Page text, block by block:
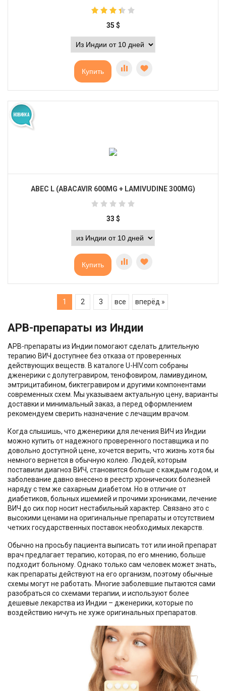
35 $
Купить
ABEC L (ABACAVIR 600MG + LAMIVUDINE 300MG)
33 $
Купить
1 2 3 все вперёд »
АРВ-препараты из Индии
АРВ-препараты из Индии помогают сделать длительную
терапию ВИЧ доступнее без отказа от проверенных
действующих веществ. В каталоге U-HIV.com собраны
дженерики с долутегравиром, тенофовиром, ламивудином,
эмтрицитабином, биктегравиром и другими компонентами
современных схем. Мы указываем актуальную цену, варианты
доставки и минимальный заказ, а перед оформлением
рекомендуем сверить назначение с лечащим врачом.
Когда слышишь, что дженерики для лечения ВИЧ из Индии
можно купить от надежного проверенного поставщика и по
довольно доступной цене, хочется верить, что жизнь хотя бы
немного вернется в обычную колею. Людей, которым
поставили диагноз ВИЧ, становится больше с каждым годом, и
заболевание давно внесено в реестр хронических болезней
наряду с тем же сахарным диабетом. Но в отличие от
диабетиков, больных ишемией и прочими хрониками, лечение
ВИЧ до сих пор носит нестабильный характер. Связано это с
высокими ценами на оригинальные препараты и отсутствием
четких государственных поставок необходимых лекарств.
Обычно на просьбу пациента выписать тот или иной препарат
врач предлагает терапию, которая, по его мнению, больше
подходит больному. Однако только сам человек может знать,
как препараты действуют на его организм, поэтому обычные
схемы могут не работать. Многие заболевшие пытаются сами
разобраться со схемами терапии, и используют более
дешевые лекарства из Индии – дженерики, которые по
воздействию ничуть не хуже оригинальных препаратов.